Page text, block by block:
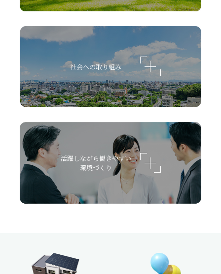
社会への取り組み
活躍しながら働きやすい
環境づくり